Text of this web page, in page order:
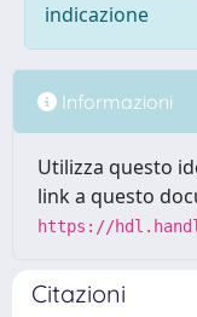
indicazione
Informazioni
Utilizza questo
link a questo
https://
Citazioni